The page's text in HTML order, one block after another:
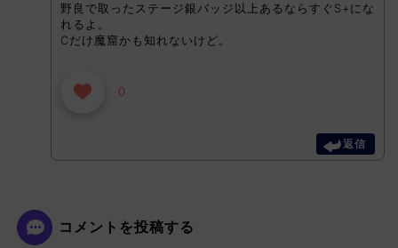
野良で取ったステージ銀バッジ以上あるならすぐS+にな
れるよ。
Cだけ魔窟かも知れないけど。
0
返信
コメントを投稿する